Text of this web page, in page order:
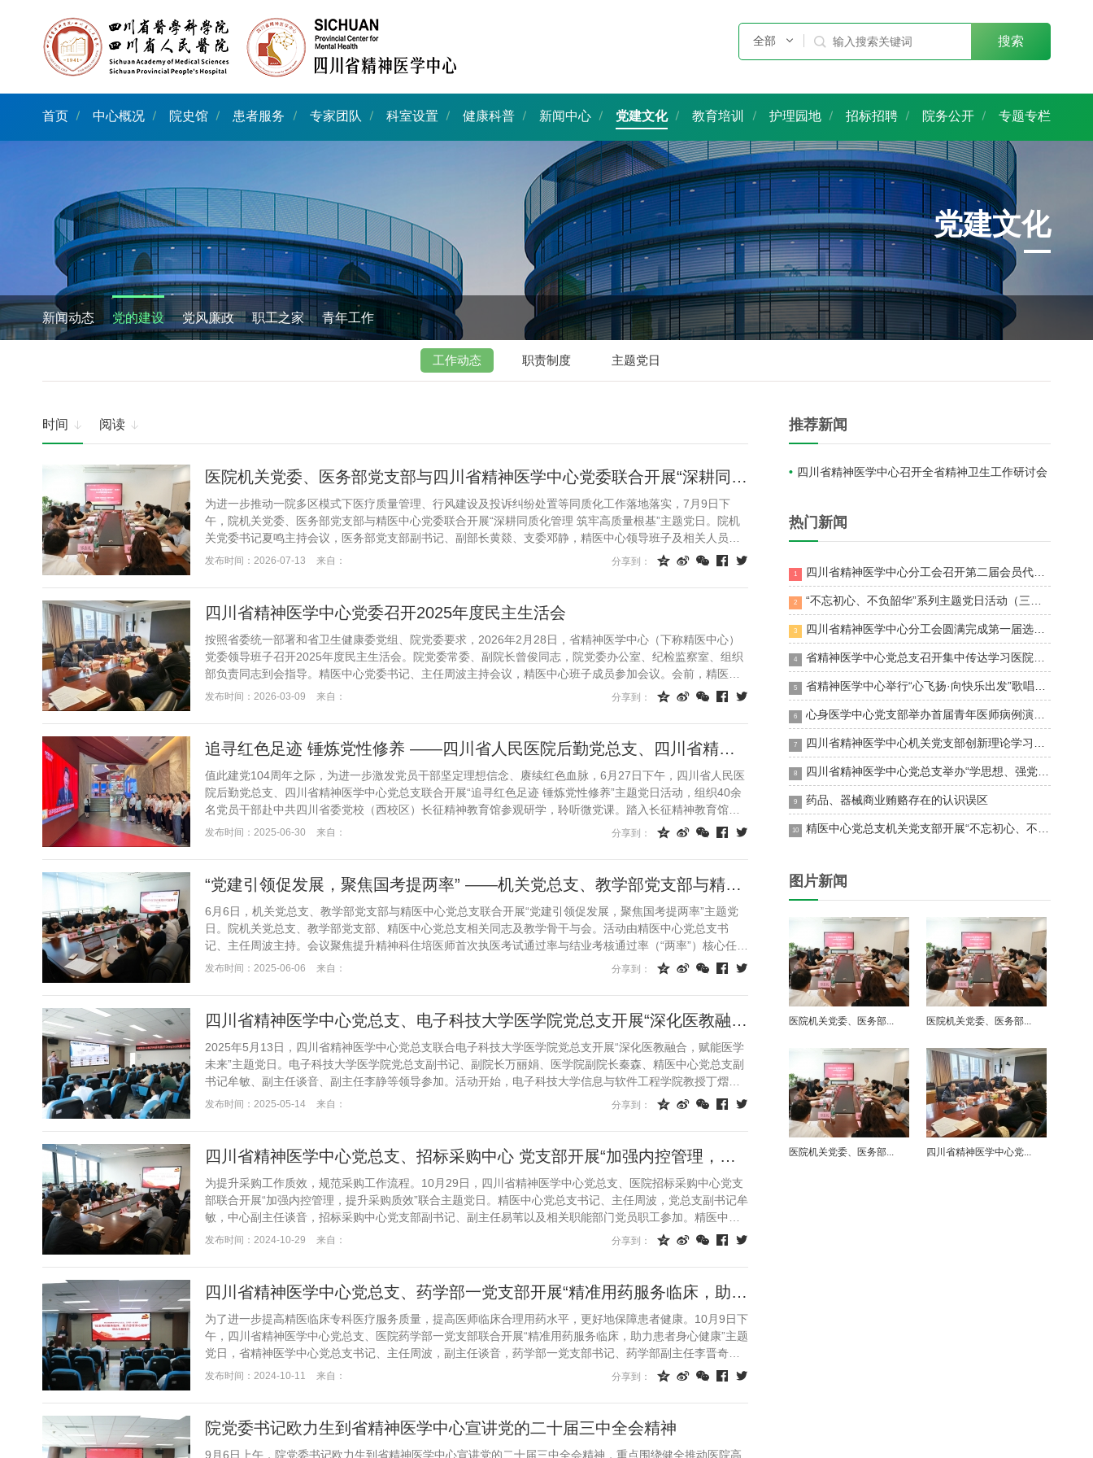
全部  搜索
首页 中心概况 院史馆 患者服务 专家团队 科室设置 健康科普 新闻中心 党建文化 教育培训 护理园地 招标招聘 院务公开 专题专栏
党建文化
新闻动态 党的建设 党风廉政 职工之家 青年工作
工作动态 职责制度 主题党日
时间  阅读 
医院机关党委、医务部党支部与四川省精神医学中心党委联合开展“深耕同质化...
为进一步推动一院多区模式下医疗质量管理、行风建设及投诉纠纷处置等同质化工作落地落实，7月9日下
午，院机关党委、医务部党支部与精医中心党委联合开展“深耕同质化管理 筑牢高质量根基”主题党日。院机
关党委书记夏鸣主持会议，医务部党支部副书记、副部长黄燚、支委邓静，精医中心领导班子及相关人员参
加会议。会上，精医中心党委书记、主任周波对医务...
发布时间：2026-07-13 来自： 分享到：     
四川省精神医学中心党委召开2025年度民主生活会
按照省委统一部署和省卫生健康委党组、院党委要求，2026年2月28日，省精神医学中心（下称精医中心）
党委领导班子召开2025年度民主生活会。院党委常委、副院长曾俊同志，院党委办公室、纪检监察室、组织
部负责同志到会指导。精医中心党委书记、主任周波主持会议，精医中心班子成员参加会议。会前，精医中
心党委认真制定会议方案，通过集体学习、个人自学等...
发布时间：2026-03-09 来自： 分享到：     
追寻红色足迹 锤炼党性修养 ——四川省人民医院后勤党总支、四川省精神医...
值此建党104周年之际，为进一步激发党员干部坚定理想信念、赓续红色血脉，6月27日下午，四川省人民医
院后勤党总支、四川省精神医学中心党总支联合开展“追寻红色足迹 锤炼党性修养”主题党日活动，组织40余
名党员干部赴中共四川省委党校（西校区）长征精神教育馆参观研学，聆听微党课。踏入长征精神教育馆，
在省委党校老师的引领下，党员干部们沿着红军在...
发布时间：2025-06-30 来自： 分享到：     
“党建引领促发展，聚焦国考提两率” ——机关党总支、教学部党支部与精医...
6月6日，机关党总支、教学部党支部与精医中心党总支联合开展“党建引领促发展，聚焦国考提两率”主题党
日。院机关党总支、教学部党支部、精医中心党总支相关同志及教学骨干与会。活动由精医中心党总支书
记、主任周波主持。会议聚焦提升精神科住培医师首次执医考试通过率与结业考核通过率（“两率”）核心任
务。教学部党支部书记、部长龚永全面剖析精医中心...
发布时间：2025-06-06 来自： 分享到：     
四川省精神医学中心党总支、电子科技大学医学院党总支开展“深化医教融合，...
2025年5月13日，四川省精神医学中心党总支联合电子科技大学医学院党总支开展“深化医教融合，赋能医学
未来”主题党日。电子科技大学医学院党总支副书记、副院长万丽娟、医学院副院长秦森、精医中心党总支副
书记牟敏、副主任谈音、副主任李静等领导参加。活动开始，电子科技大学信息与软件工程学院教授丁熠聚
焦现象级AI产品DeepSeek，介绍其在临床辅助诊断...
发布时间：2025-05-14 来自： 分享到：     
四川省精神医学中心党总支、招标采购中心 党支部开展“加强内控管理，提升...
为提升采购工作质效，规范采购工作流程。10月29日，四川省精神医学中心党总支、医院招标采购中心党支
部联合开展“加强内控管理，提升采购质效”联合主题党日。精医中心党总支书记、主任周波，党总支副书记牟
敏，中心副主任谈音，招标采购中心党支部副书记、副主任易苇以及相关职能部门党员职工参加。精医中心
党总支书记、主任周波开场致辞，为规范财政资金...
发布时间：2024-10-29 来自： 分享到：     
四川省精神医学中心党总支、药学部一党支部开展“精准用药服务临床，助力患...
为了进一步提高精医临床专科医疗服务质量，提高医师临床合理用药水平，更好地保障患者健康。10月9日下
午，四川省精神医学中心党总支、医院药学部一党支部联合开展“精准用药服务临床，助力患者身心健康”主题
党日，省精神医学中心党总支书记、主任周波，副主任谈音，药学部一党支部书记、药学部副主任李晋奇，
副主任何林以及40余名相关党员职工参加。药学...
发布时间：2024-10-11 来自： 分享到：     
院党委书记欧力生到省精神医学中心宣讲党的二十届三中全会精神
9月6日上午，院党委书记欧力生到省精神医学中心宣讲党的二十届三中全会精神，重点围绕健全推动医院高
推荐新闻
四川省精神医学中心召开全省精神卫生工作研讨会
热门新闻
1 四川省精神医学中心分工会召开第二届会员代表大会
2 “不忘初心、不负韶华”系列主题党日活动（三） 精医中心党总支机关党支部联合外科党总支心身医学中心党支部开展临床技能操作赛
3 四川省精神医学中心分工会圆满完成第一届选举工作
4 省精神医学中心党总支召开集中传达学习医院第二次党代会精神专题会议
5 省精神医学中心举行“心飞扬·向快乐出发”歌唱比赛
6 心身医学中心党支部举办首届青年医师病例演讲比赛
7 四川省精神医学中心机关党支部创新理论学习形式 激发党建新活力
8 四川省精神医学中心党总支举办“学思想、强党性、重实践、建新功”微党课比赛
9 药品、器械商业贿赂存在的认识误区
10 精医中心党总支机关党支部开展“不忘初心、不负韶华”系列主题党日活动（二） 端午节诗歌朗诵分享会
图片新闻
医院机关党委、医务部... 医院机关党委、医务部...
医院机关党委、医务部... 四川省精神医学中心党...